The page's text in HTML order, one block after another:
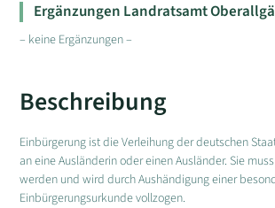
Ergänzungen Landratsamt
– keine Ergänzungen –
Beschreibung
Einbürgerung ist die Verleihung der deutschen
an eine Ausländerin oder einen Ausländer. Sie
werden und wird durch Aushändigung einer
Einbürgerungsurkunde vollzogen.